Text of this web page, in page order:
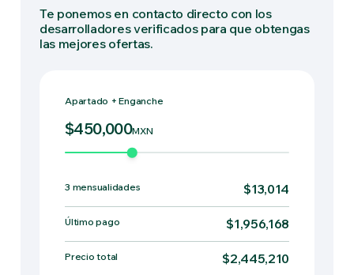
Te ponemos en contacto directo con los
desarrolladores verificados para que obtengas
las mejores ofertas.
Apartado + Enganche
$450,000MXN
3 mensualidades $13,014
Último pago $1,956,168
Precio total $2,445,210